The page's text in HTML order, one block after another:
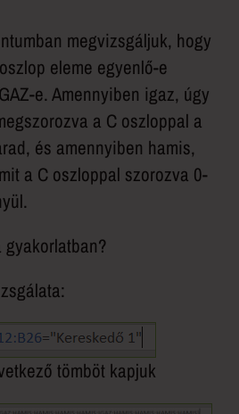
megvizsgáljuk, hogy
eleme egyenlő-e
e. Amennyiben igaz, úgy
a C oszloppal a
és amennyiben hamis,
a C oszloppal szorozva 0-
tömböt kapjuk